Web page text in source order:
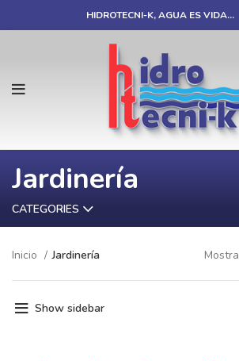
HIDROTECNI-K, AGUA ES VIDA…
Jardinería
CATEGORIES
Inicio Jardinería
Show sidebar